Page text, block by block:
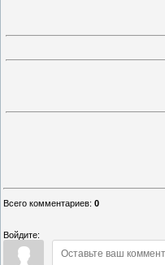
Всего комментариев: 0
Войдите: